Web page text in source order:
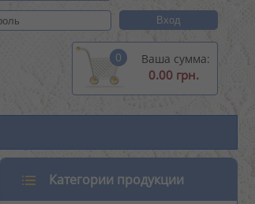
0 Ваша сумма:
0.00 грн.
Категории продукции